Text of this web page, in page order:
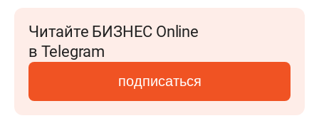
Читайте БИЗНЕС Online
в Telegram
подписаться